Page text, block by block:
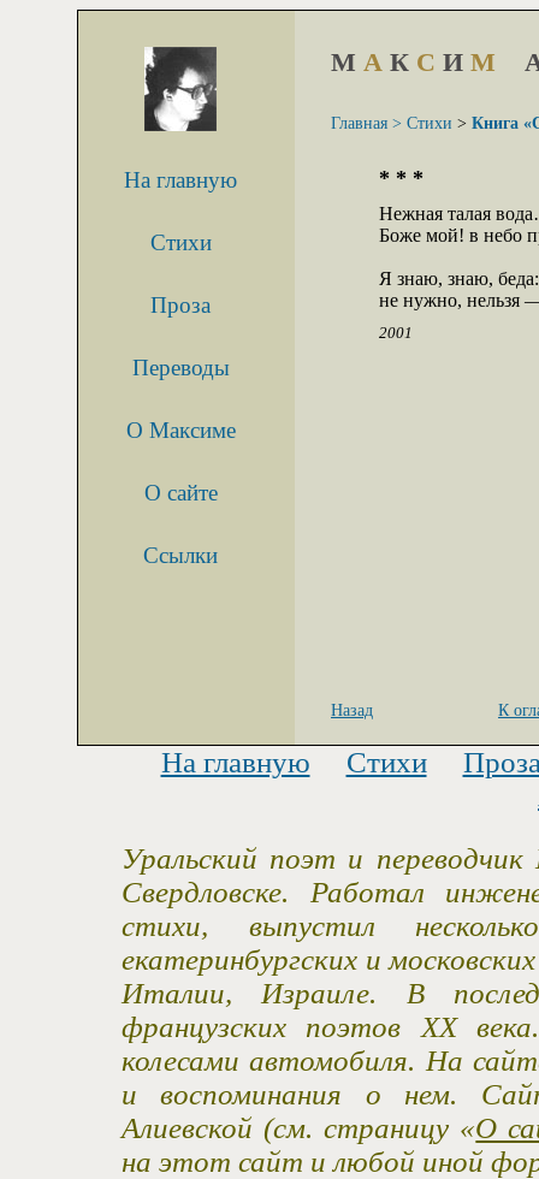
На главную
Стихи
Проза
Переводы
О Максиме
О сайте
Ссылки
М А К С И М
Главная > Стихи > Книга
* * *
Нежная талая
Боже мой! в небо
Я знаю, знаю, беда:
не нужно, нельзя
2001
Назад К
На главную Стихи
Уральский поэт и
Свердловске. Работал
стихи, выпустил
екатеринбургских и
Италии, Израиле. В
французских поэтов XX
колесами автомобиля. На
и воспоминания о нем.
Алиевской (см. страницу «О
на этот сайт и любой иной